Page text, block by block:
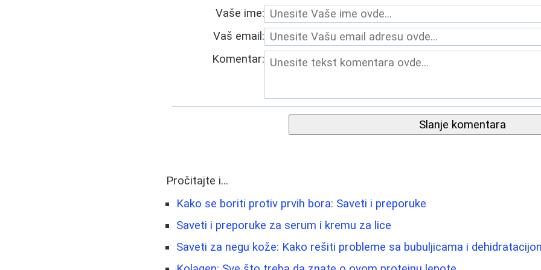
Vaše ime:
Vaš email:
Komentar:
Slanje komentara
Pročitajte i...
Kako se boriti protiv prvih bora: Saveti i preporuke
Saveti i preporuke za serum i kremu za lice
Saveti za negu kože: Kako rešiti probleme sa bubuljicama i